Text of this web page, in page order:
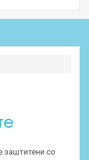
заштитени со